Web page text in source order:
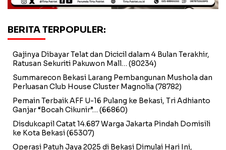
BERITA TERPOPULER:
Gajinya Dibayar Telat dan Dicicil dalam 4 Bulan Terakhir,
Ratusan Sekuriti Pakuwon Mall… (80234)
Summarecon Bekasi Larang Pembangunan Mushola dan
Perluasan Club House Cluster Magnolia (78782)
Pemain Terbaik AFF U-16 Pulang ke Bekasi, Tri Adhianto
Ganjar “Bocah Cikunir”… (66860)
Disdukcapil Catat 14.687 Warga Jakarta Pindah Domisili
ke Kota Bekasi(65307)
Operasi Patuh Jaya 2025 di Bekasi Dimulai Hari Ini,